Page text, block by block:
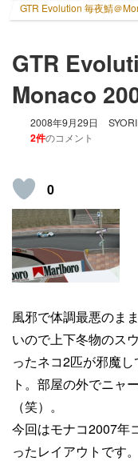
GTR Evolution 毎夜鯖＠
GTR
Monaco
2008年9月29日
2件のコメント
0
風邪で体調最悪のま
いので上下冬物のス
ったネコ2匹が邪魔
ト。部屋の外でニャ
（笑）。
今回はモナコ2007年
ったレイアウトです